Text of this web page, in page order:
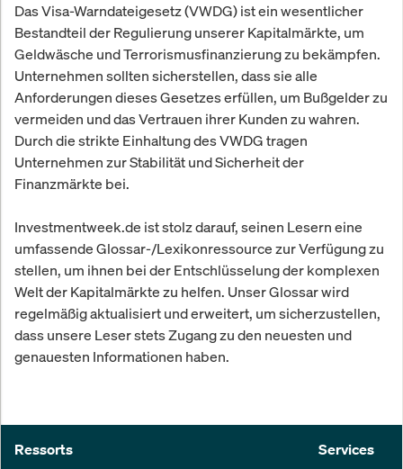
Das Visa-Warndateigesetz (VWDG) ist ein wesentlicher
Bestandteil der Regulierung unserer Kapitalmärkte, um
Geldwäsche und Terrorismusfinanzierung zu bekämpfen.
Unternehmen sollten sicherstellen, dass sie alle
Anforderungen dieses Gesetzes erfüllen, um Bußgelder zu
vermeiden und das Vertrauen ihrer Kunden zu wahren.
Durch die strikte Einhaltung des VWDG tragen
Unternehmen zur Stabilität und Sicherheit der
Finanzmärkte bei.
Investmentweek.de ist stolz darauf, seinen Lesern eine
umfassende Glossar-/Lexikonressource zur Verfügung zu
stellen, um ihnen bei der Entschlüsselung der komplexen
Welt der Kapitalmärkte zu helfen. Unser Glossar wird
regelmäßig aktualisiert und erweitert, um sicherzustellen,
dass unsere Leser stets Zugang zu den neuesten und
genauesten Informationen haben.
Ressorts Services